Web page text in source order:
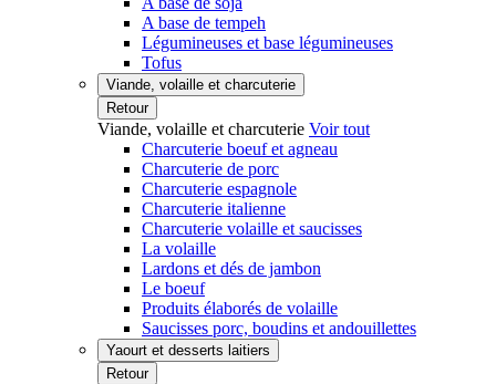
A base de tempeh
Légumineuses et base légumineuses
Tofus
Viande, volaille et charcuterie
Retour
Viande, volaille et charcuterie Voir tout
Charcuterie boeuf et agneau
Charcuterie de porc
Charcuterie espagnole
Charcuterie italienne
Charcuterie volaille et saucisses
La volaille
Lardons et dés de jambon
Le boeuf
Produits élaborés de volaille
Saucisses porc, boudins et andouillettes
Yaourt et desserts laitiers
Retour